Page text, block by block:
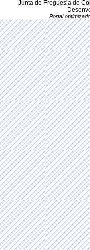
Junta de Freguesia de
Portal